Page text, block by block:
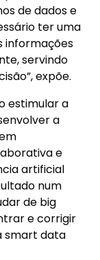
de dados e
ter uma
informações
servindo
expõe.
estimular a
a
e
artificial
num
de big
e corrigir
smart data